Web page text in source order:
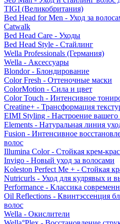
TIGI (Великобритания)
Bed Head for Men - Уход за
Catwalk
Bed Head Care - Уходы
Bed Head Style - Стайлинг
Wella Professionals (Германия)
Wella - Аксессуары
Blondor - Блондирование
Color Fresh - Оттеночные маски
ColorMotion - Сила и цвет
Color Touch - Интенсивное
Creatine+ - Трансформация
EIMI Styling - Настроение вашего
Elements - Натуральная линия
Fusion - Интенсивное
волос
Illumina Color - Стойкая крем-
Invigo - Новый уход за волосами
Koleston Perfect Me + - Стойкая
Nutricurls - Уход для кудрявых и
Performance - Классика
Oil Reflections - Квинтэссенция
волос
Wella - Окислители